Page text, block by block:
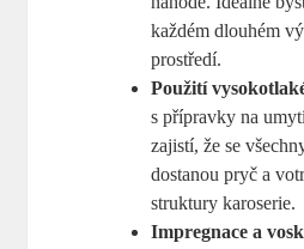
každém dlouhém
prostředí.
Použití
s přípravky na
zajistí, že se
dostanou pryč a
struktury karoserie.
Impregnace a